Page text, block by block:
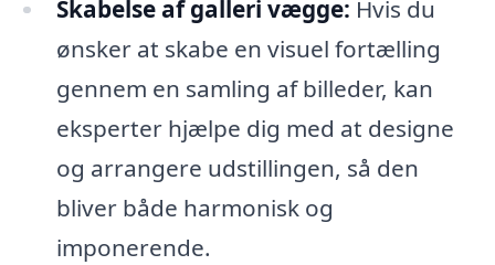
Skabelse af galleri vægge: Hvis du
ønsker at skabe en visuel fortælling
gennem en samling af billeder, kan
eksperter hjælpe dig med at designe
og arrangere udstillingen, så den
bliver både harmonisk og
imponerende.